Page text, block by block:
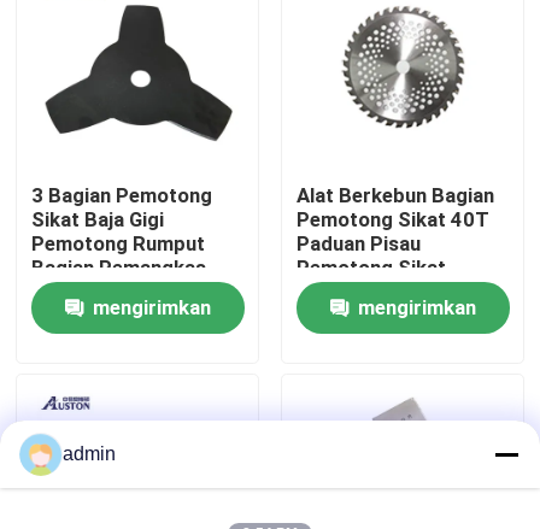
Tentang Kami
tampilan pabrik
Hubungi Kami
Minta Kutipan
Gergaji Mini Genggam
3 Bagian Pemotong
Sikat Baja Gigi
Pemotong Rumput
Bagian Pemangkas
Gulma Pemakan Gulma
mengirimkan
Alat Berkebun Bagian
Pemotong Sikat 40T
Paduan Pisau
Pemotong Sikat
mengirimkan
admin